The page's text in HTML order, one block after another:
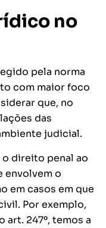
no
pela norma
com maior foco
que, no
das
judicial.
direito penal ao
envolvem o
em casos em que
Por exemplo,
art. 247º, temos a